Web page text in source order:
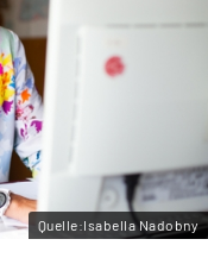
Quelle:Isabella Nadobny